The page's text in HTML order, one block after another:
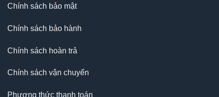
Chính sách bảo mật
Chính sách bảo hành
Chính sách hoàn trả
Chính sách vận chuyển
Phương thức thanh toán